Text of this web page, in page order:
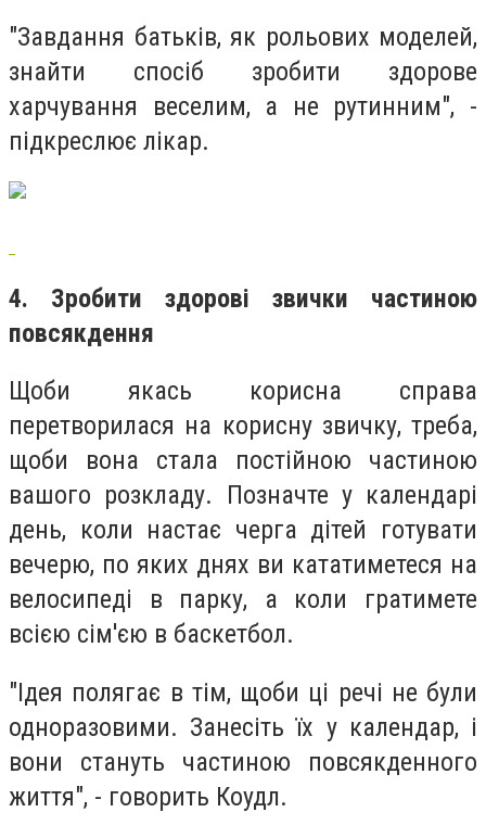
"Завдання батьків, як рольових моделей,
знайти спосіб зробити здорове
харчування веселим, а не рутинним", -
підкреслює лікар.
4. Зробити здорові звички частиною
повсякдення
Щоби якась корисна справа
перетворилася на корисну звичку, треба,
щоби вона стала постійною частиною
вашого розкладу. Позначте у календарі
день, коли настає черга дітей готувати
вечерю, по яких днях ви кататиметеся на
велосипеді в парку, а коли гратимете
всією сім'єю в баскетбол.
"Ідея полягає в тім, щоби ці речі не були
одноразовими. Занесіть їх у календар, і
вони стануть частиною повсякденного
життя", - говорить Коудл.